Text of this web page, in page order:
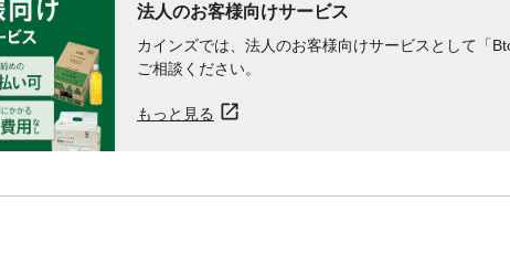
法人のお客様向けサービス
カインズでは、法人のお客様向けサービスとして「
ご相談ください。
もっと見る